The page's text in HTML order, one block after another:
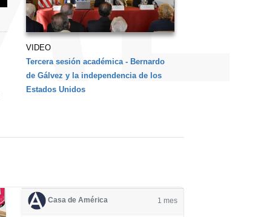
VIDEO
Tercera sesión académica - Bernardo
de Gálvez y la independencia de los
Estados Unidos
Casa de América 1 mes